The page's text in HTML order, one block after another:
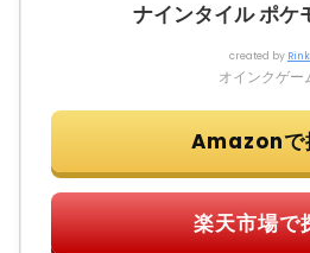
ナインタイル ポケ
created by
オインクゲー